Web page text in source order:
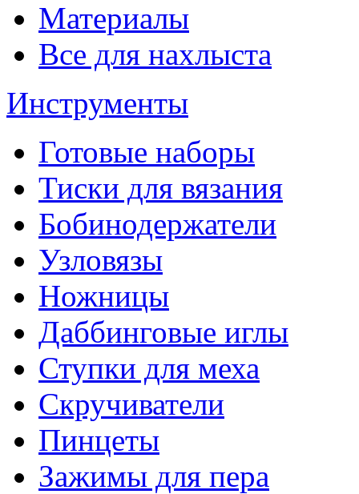
Материалы
Все для нахлыста
Инструменты
Готовые наборы
Тиски для вязания
Бобинодержатели
Узловязы
Ножницы
Даббинговые иглы
Ступки для меха
Скручиватели
Пинцеты
Зажимы для пера